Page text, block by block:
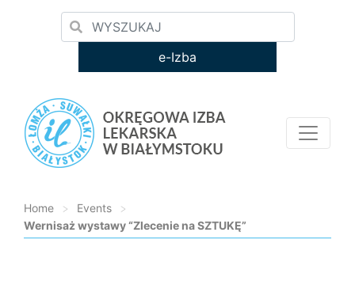
e-Izba
Home > Events
>
Wernisaż wystawy “Zlecenie na SZTUKĘ”